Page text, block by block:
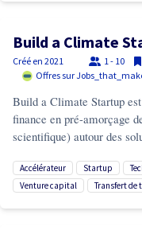
Build a Climate
Créé en 2021 1 - 10
Offres sur
Build a Climate Startup
finance en pré-amorçage
scientifique) autour des
accélérateur startup
venture capital
transfert de